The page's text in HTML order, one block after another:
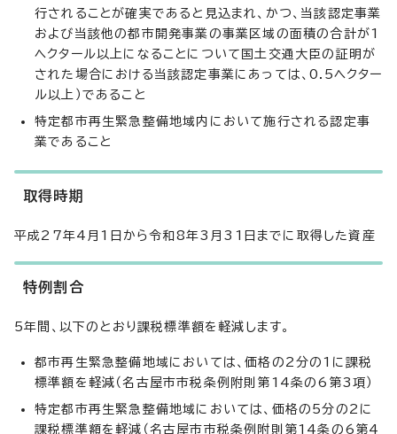
行されることが確実であると見込まれ、かつ、当該認定事業
および当該他の都市開発事業の事業区域の面積の合計が1
ヘクタール以上になることについて国土交通大臣の証明が
された場合における当該認定事業にあっては、0.5ヘクター
ル以上）であること
特定都市再生緊急整備地域内において施行される認定事
業であること
取得時期
平成27年4月1日から令和8年3月31日までに取得した資産
特例割合
5年間、以下のとおり課税標準額を軽減します。
都市再生緊急整備地域においては、価格の2分の1に課税
標準額を軽減（名古屋市市税条例附則第14条の6第3項）
特定都市再生緊急整備地域においては、価格の5分の2に
課税標準額を軽減（名古屋市市税条例附則第14条の6第4